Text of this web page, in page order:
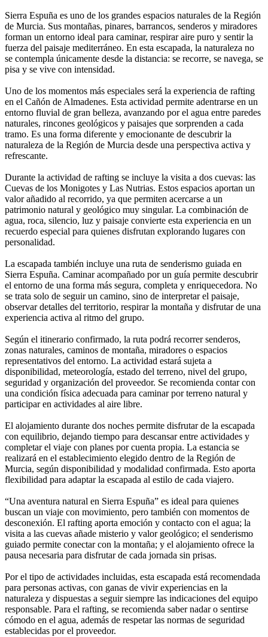
Sierra Espuña es uno de los grandes espacios naturales de la Región
de Murcia. Sus montañas, pinares, barrancos, senderos y miradores
forman un entorno ideal para caminar, respirar aire puro y sentir la
fuerza del paisaje mediterráneo. En esta escapada, la naturaleza no
se contempla únicamente desde la distancia: se recorre, se navega, se
pisa y se vive con intensidad.
Uno de los momentos más especiales será la experiencia de rafting
en el Cañón de Almadenes. Esta actividad permite adentrarse en un
entorno fluvial de gran belleza, avanzando por el agua entre paredes
naturales, rincones geológicos y paisajes que sorprenden a cada
tramo. Es una forma diferente y emocionante de descubrir la
naturaleza de la Región de Murcia desde una perspectiva activa y
refrescante.
Durante la actividad de rafting se incluye la visita a dos cuevas: las
Cuevas de los Monigotes y Las Nutrias. Estos espacios aportan un
valor añadido al recorrido, ya que permiten acercarse a un
patrimonio natural y geológico muy singular. La combinación de
agua, roca, silencio, luz y paisaje convierte esta experiencia en un
recuerdo especial para quienes disfrutan explorando lugares con
personalidad.
La escapada también incluye una ruta de senderismo guiada en
Sierra Espuña. Caminar acompañado por un guía permite descubrir
el entorno de una forma más segura, completa y enriquecedora. No
se trata solo de seguir un camino, sino de interpretar el paisaje,
observar detalles del territorio, respirar la montaña y disfrutar de una
experiencia activa al ritmo del grupo.
Según el itinerario confirmado, la ruta podrá recorrer senderos,
zonas naturales, caminos de montaña, miradores o espacios
representativos del entorno. La actividad estará sujeta a
disponibilidad, meteorología, estado del terreno, nivel del grupo,
seguridad y organización del proveedor. Se recomienda contar con
una condición física adecuada para caminar por terreno natural y
participar en actividades al aire libre.
El alojamiento durante dos noches permite disfrutar de la escapada
con equilibrio, dejando tiempo para descansar entre actividades y
completar el viaje con planes por cuenta propia. La estancia se
realizará en el establecimiento elegido dentro de la Región de
Murcia, según disponibilidad y modalidad confirmada. Esto aporta
flexibilidad para adaptar la escapada al estilo de cada viajero.
“Una aventura natural en Sierra Espuña” es ideal para quienes
buscan un viaje con movimiento, pero también con momentos de
desconexión. El rafting aporta emoción y contacto con el agua; la
visita a las cuevas añade misterio y valor geológico; el senderismo
guiado permite conectar con la montaña; y el alojamiento ofrece la
pausa necesaria para disfrutar de cada jornada sin prisas.
Por el tipo de actividades incluidas, esta escapada está recomendada
para personas activas, con ganas de vivir experiencias en la
naturaleza y dispuestas a seguir siempre las indicaciones del equipo
responsable. Para el rafting, se recomienda saber nadar o sentirse
cómodo en el agua, además de respetar las normas de seguridad
establecidas por el proveedor.